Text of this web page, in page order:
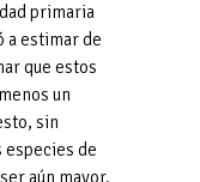
primaria
a estimar de
que estos
un
sin
de
aún mayor.